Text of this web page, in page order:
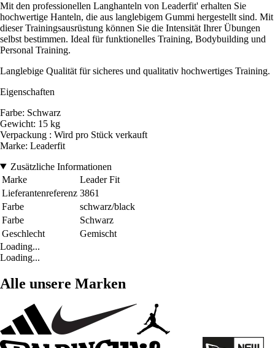
Mit den professionellen Langhanteln von Leaderfit' erhalten Sie
hochwertige Hanteln, die aus langlebigem Gummi hergestellt sind. Mit
dieser Trainingsausrüstung können Sie die Intensität Ihrer Übungen
selbst bestimmen. Ideal für funktionelles Training, Bodybuilding und
Personal Training.
Langlebige Qualität für sicheres und qualitativ hochwertiges Training.
Eigenschaften
Farbe: Schwarz
Gewicht: 15 kg
Verpackung : Wird pro Stück verkauft
Marke: Leaderfit
Zusätzliche Informationen
Marke
Leader Fit
Lieferantenreferenz 3861
Farbe
schwarz/black
Farbe
Schwarz
Geschlecht
Gemischt
Loading...
Loading...
Alle unsere Marken